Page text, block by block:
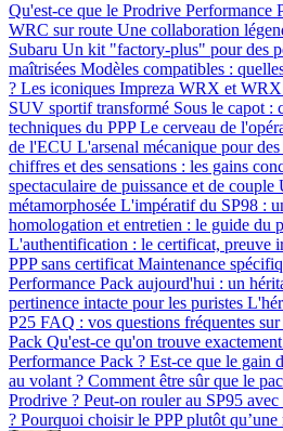
Qu'est-ce que le Prodrive Performance
WRC sur route Une collaboration
Subaru Un kit "factory-plus" pour des
maîtrisées Modèles compatibles :
? Les iconiques Impreza WRX et
SUV sportif transformé Sous le capot :
techniques du PPPLe cerveau de
de l'ECU L'arsenal mécanique pour
chiffres et des sensations : les gains
spectaculaire de puissance et de couple
métamorphosée L'impératif du SP98 :
homologation et entretien : le guide du
L'authentification : le certificat, preuve
PPP sans certificat Maintenance
Performance Pack aujourd'hui : un
pertinence intacte pour les puristes
P25 FAQ : vos questions fréquentes
Pack Qu'est-ce qu'on trouve
Performance Pack ? Est-ce que le gain
au volant ? Comment être sûr que le
Prodrive ? Peut-on rouler au SP95
? Pourquoi choisir le PPP plutôt